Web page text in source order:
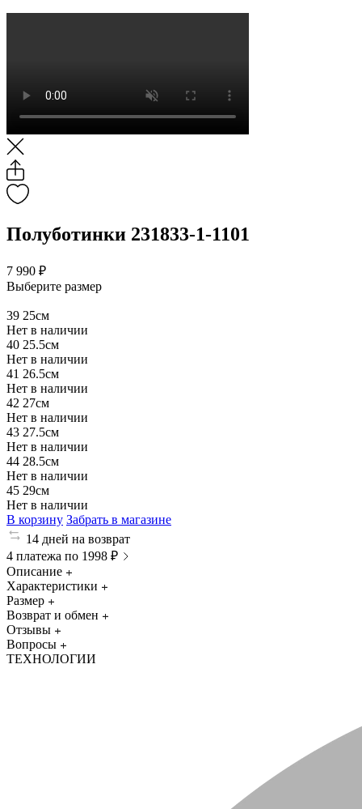
Полуботинки 231833-1-1101
7 990 ₽
Выберите размер
39 25см
Нет в наличии
40 25.5см
Нет в наличии
41 26.5см
Нет в наличии
42 27см
Нет в наличии
43 27.5см
Нет в наличии
44 28.5см
Нет в наличии
45 29см
Нет в наличии
В корзину Забрать в магазине
14 дней на возврат
4 платежа по 1998 ₽
Описание
Характеристики
Размер
Возврат и обмен
Отзывы
Вопросы
ТЕХНОЛОГИИ